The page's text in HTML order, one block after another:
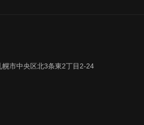
市中央区北3条東2丁目2-24